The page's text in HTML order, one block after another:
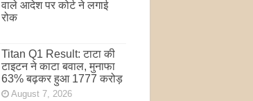
वाले आदेश पर कोर्ट ने लगाई
रोक
Titan Q1 Result: टाटा की
टाइटन ने काटा बवाल, मुनाफा
63% बढ़कर हुआ 1777 करोड़
August 7, 2026